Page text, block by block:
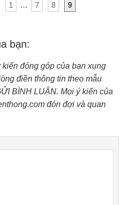
1 … 7 8 9
bạn:
đóng góp của bạn xung
điền thông tin theo mẫu
BÌNH LUẬN. Mọi ý kiến của
đón đợi và quan